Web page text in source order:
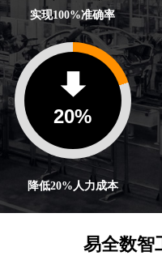
实现100%准确率
20%
降低20%人力成本
易全数智